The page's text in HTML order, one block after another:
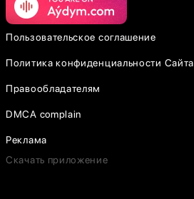
Пользовательское соглашение
Политика конфиденциальности Сайта
Правообладателям
DMCA complain
Реклама
Скачать приложение